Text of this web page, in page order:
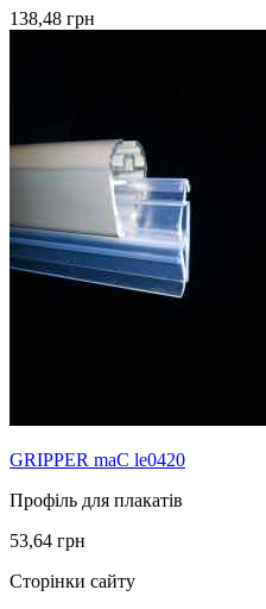
138,48 грн
GRIPPER maC le0420
Профіль для плакатів
53,64 грн
Сторінки сайту